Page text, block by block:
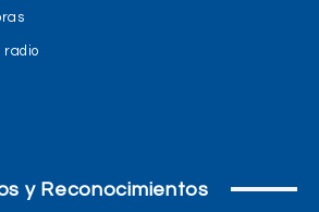
radio
y Reconocimientos